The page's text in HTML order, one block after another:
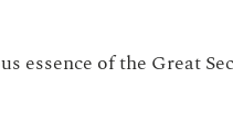
essence of the Great